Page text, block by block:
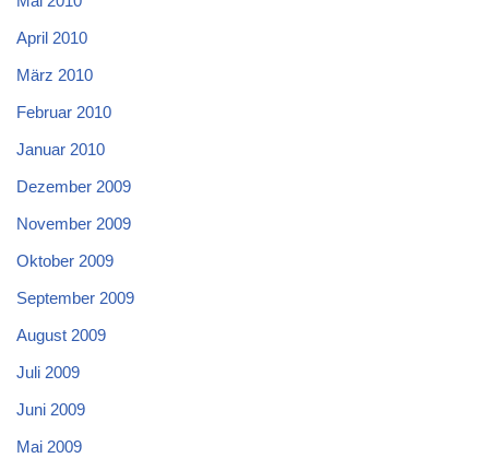
April 2010
März 2010
Februar 2010
Januar 2010
Dezember 2009
November 2009
Oktober 2009
September 2009
August 2009
Juli 2009
Juni 2009
Mai 2009